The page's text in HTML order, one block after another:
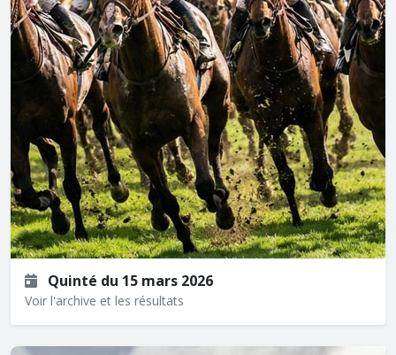
Quinté du 15 mars 2026
Voir l'archive et les résultats